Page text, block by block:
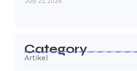
Category
Artikel